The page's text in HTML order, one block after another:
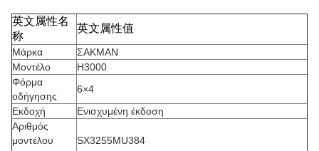
英文属性名
称
英文属性值
Μάρκα
ΣΑΚΜΑΝ
Μοντέλο
H3000
Φόρμα
οδήγησης
6×4
Εκδοχή
Ενισχυμένη έκδοση
Αριθμός
μοντέλου
SX3255MU384